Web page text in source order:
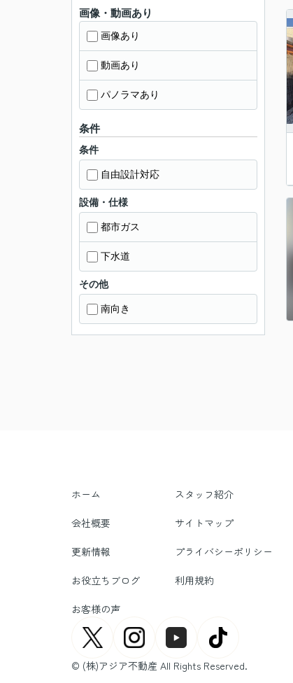
画像・動画あり
画像あり
動画あり
パノラマあり
条件
条件
自由設計対応
設備・仕様
都市ガス
下水道
その他
南向き
ホーム スタッフ紹介
会社概要 サイトマップ
更新情報 プライバシーポリシー
お役立ちブログ 利用規約
お客様の声
© (株)アジア不動産 All Rights Reserved.